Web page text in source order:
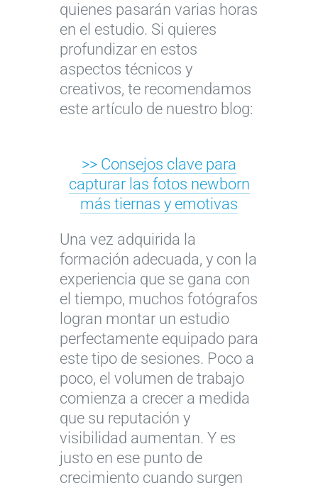
quienes pasarán varias horas
en el estudio. Si quieres
profundizar en estos
aspectos técnicos y
creativos, te recomendamos
este artículo de nuestro blog:
>> Consejos clave para
capturar las fotos newborn
más tiernas y emotivas
Una vez adquirida la
formación adecuada, y con la
experiencia que se gana con
el tiempo, muchos fotógrafos
logran montar un estudio
perfectamente equipado para
este tipo de sesiones. Poco a
poco, el volumen de trabajo
comienza a crecer a medida
que su reputación y
visibilidad aumentan. Y es
justo en ese punto de
crecimiento cuando surgen